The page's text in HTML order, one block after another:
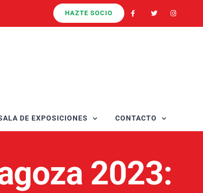
HAZTE SOCIO
DE EXPOSICIONES CONTACTO
2023: